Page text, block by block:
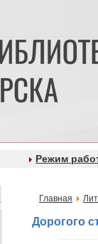
Режим
Главная
Дорогого